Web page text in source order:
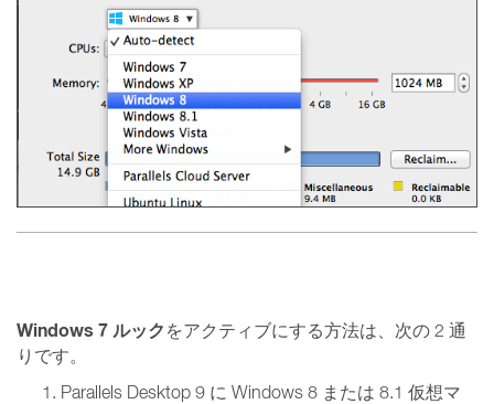
Windows 7 ルック をアクティブにする方法は、次の 2 通
りです。
Parallels Desktop 9 に Windows 8 または 8.1 仮想マ